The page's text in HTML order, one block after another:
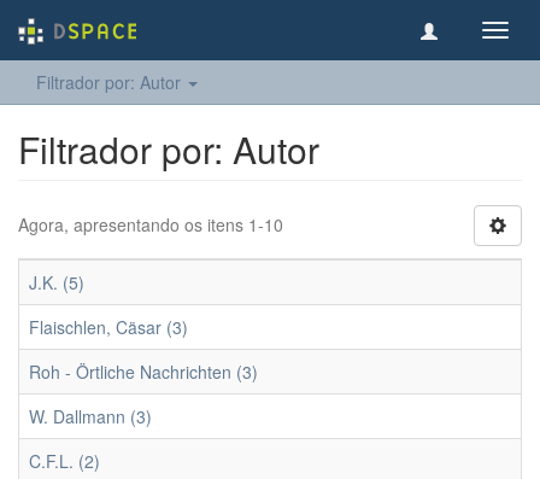
Filtrador por: Autor
Filtrador por: Autor
Agora, apresentando os itens 1-10
J.K. (5)
Flaischlen, Cäsar (3)
Roh - Örtliche Nachrichten (3)
W. Dallmann (3)
C.F.L. (2)